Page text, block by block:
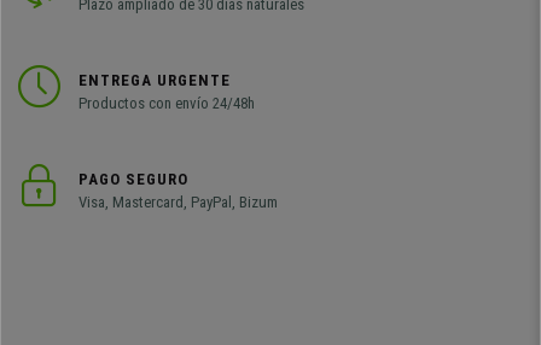
Plazo ampliado de 30 días naturales
ENTREGA URGENTE
Productos con envío 24/48h
PAGO SEGURO
Visa, Mastercard, PayPal, Bizum